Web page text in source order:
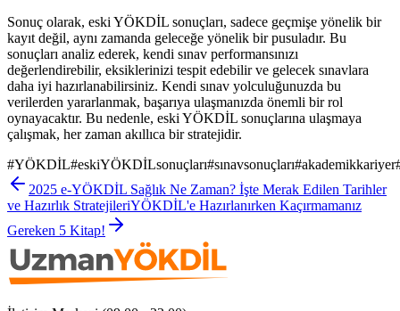
Sonuç olarak, eski YÖKDİL sonuçları, sadece geçmişe yönelik bir
kayıt değil, aynı zamanda geleceğe yönelik bir pusuladır. Bu
sonuçları analiz ederek, kendi sınav performansınızı
değerlendirebilir, eksiklerinizi tespit edebilir ve gelecek sınavlara
daha iyi hazırlanabilirsiniz. Kendi sınav yolculuğunuzda bu
verilerden yararlanmak, başarıya ulaşmanızda önemli bir rol
oynayacaktır. Bu nedenle, eski YÖKDİL sonuçlarına ulaşmaya
çalışmak, her zaman akıllıca bir stratejidir.
#YÖKDİL#eskiYÖKDİLsonuçları#sınavsonuçları#akademikkariyer
2025 e-YÖKDİL Sağlık Ne Zaman? İşte Merak Edilen Tarihler
ve Hazırlık StratejileriYÖKDİL'e Hazırlanırken Kaçırmamanız
Gereken 5 Kitap!